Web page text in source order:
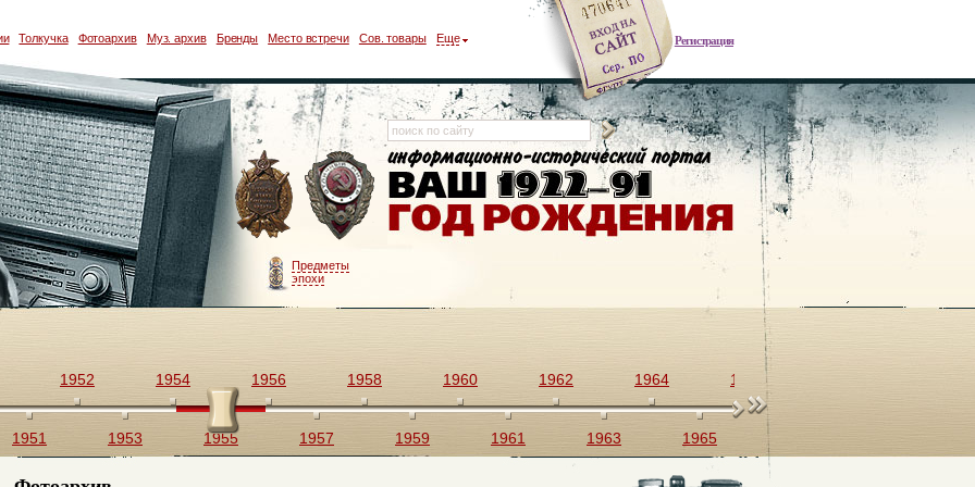
Регистрация
Толкучка Фотоархив Муз. архив Бренды Место встречи Сов. товары Еще
Предметы
эпохи
1951
1952
1953
1954
1955
1956
1957
1958
1959
1960
1961
1962
1963
1964
1965
1966